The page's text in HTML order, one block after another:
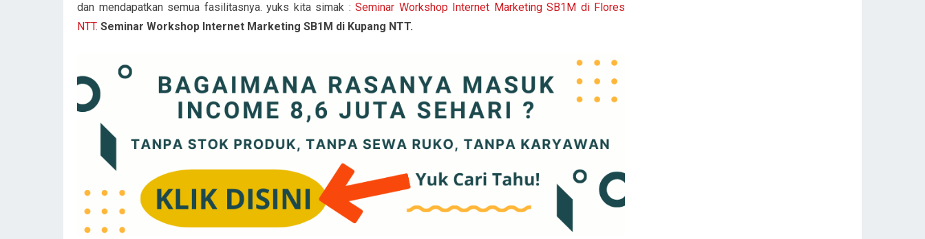
dan mendapatkan semua fasilitasnya. yuks kita simak : Seminar Workshop Internet Marketing SB1M di Flores
NTT. Seminar Workshop Internet Marketing SB1M di Kupang NTT.